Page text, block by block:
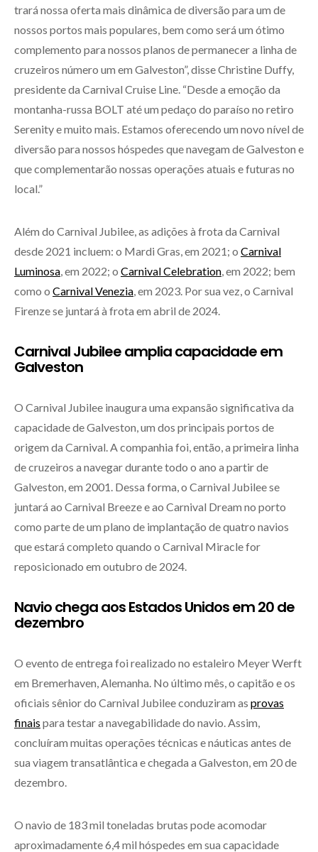
trará nossa oferta mais dinâmica de diversão para um de
nossos portos mais populares, bem como será um ótimo
complemento para nossos planos de permanecer a linha de
cruzeiros número um em Galveston”, disse Christine Duffy,
presidente da Carnival Cruise Line. “Desde a emoção da
montanha-russa BOLT até um pedaço do paraíso no retiro
Serenity e muito mais. Estamos oferecendo um novo nível de
diversão para nossos hóspedes que navegam de Galveston e
que complementarão nossas operações atuais e futuras no
local.”
Além do Carnival Jubilee, as adições à frota da Carnival
desde 2021 incluem: o Mardi Gras, em 2021; o Carnival
Luminosa , em 2022; o Carnival Celebration , em 2022; bem
como o Carnival Venezia , em 2023. Por sua vez, o Carnival
Firenze se juntará à frota em abril de 2024.
Carnival Jubilee amplia capacidade em
Galveston
O Carnival Jubilee inaugura uma expansão significativa da
capacidade de Galveston, um dos principais portos de
origem da Carnival. A companhia foi, então, a primeira linha
de cruzeiros a navegar durante todo o ano a partir de
Galveston, em 2001. Dessa forma, o Carnival Jubilee se
juntará ao Carnival Breeze e ao Carnival Dream no porto
como parte de um plano de implantação de quatro navios
que estará completo quando o Carnival Miracle for
reposicionado em outubro de 2024.
Navio chega aos Estados Unidos em 20 de
dezembro
O evento de entrega foi realizado no estaleiro Meyer Werft
em Bremerhaven, Alemanha. No último mês, o capitão e os
oficiais sênior do Carnival Jubilee conduziram as provas
finais para testar a navegabilidade do navio. Assim,
concluíram muitas operações técnicas e náuticas antes de
sua viagem transatlântica e chegada a Galveston, em 20 de
dezembro.
O navio de 183 mil toneladas brutas pode acomodar
aproximadamente 6,4 mil hóspedes em sua capacidade